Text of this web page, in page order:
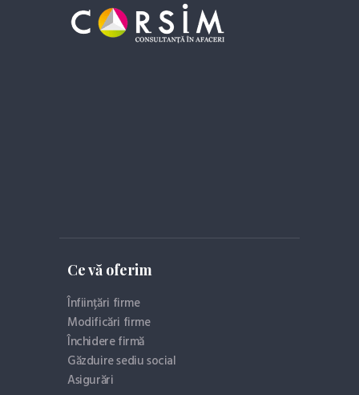
Ce vă oferim
Înființări firme
Modificări firme
Închidere firmă
Găzduire sediu social
Asigurări